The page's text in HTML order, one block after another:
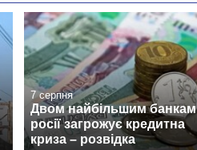
7 серпня
Двом найбільшим банкам
росії загрожує кредитна
криза – розвідка